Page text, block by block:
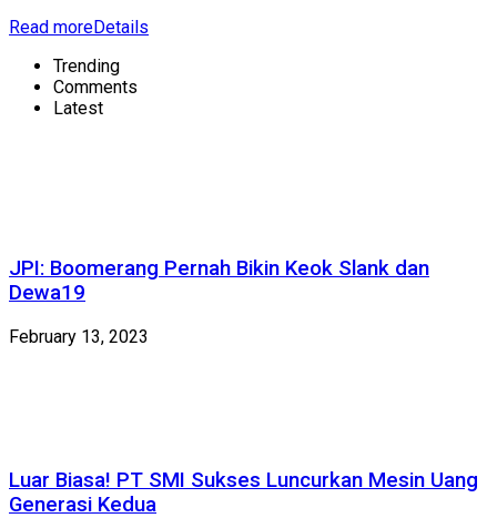
Read moreDetails
Trending
Comments
Latest
JPI: Boomerang Pernah Bikin Keok Slank dan
Dewa19
February 13, 2023
Luar Biasa! PT SMI Sukses Luncurkan Mesin Uang
Generasi Kedua